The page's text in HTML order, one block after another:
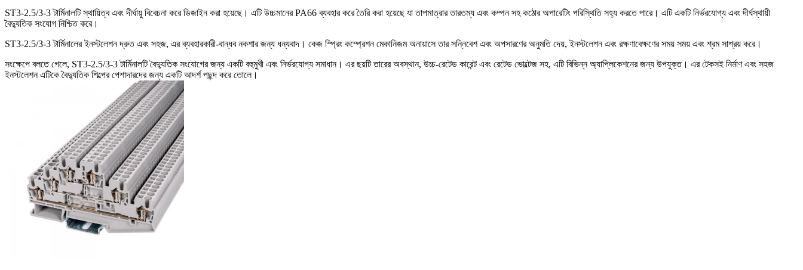
ST3-2.5/3-3 টার্মিনালটি স্থায়িত্ব এবং দীর্ঘায়ু বিবেচনা করে ডিজাইন করা হয়েছে। এটি উচ্চমানের PA66 ব্যবহার করে তৈরি করা হয়েছে যা তাপমাত্রার তারতম্য এবং কম্পন সহ কঠোর অপারেটিং পরিস্থিতি সহ্য করতে পারে। এটি একটি নির্ভরযোগ্য এবং দীর্ঘস্থায়ী
বৈদ্যুতিক সংযোগ নিশ্চিত করে।
ST3-2.5/3-3 টার্মিনালের ইনস্টলেশন দ্রুত এবং সহজ, এর ব্যবহারকারী-বান্ধব নকশার জন্য ধন্যবাদ। কেজ স্প্রিং কম্প্রেশন মেকানিজম অনায়াসে তার সন্নিবেশ এবং অপসারণের অনুমতি দেয়, ইনস্টলেশন এবং রক্ষণাবেক্ষণের সময় সময় এবং শ্রম সাশ্রয় করে।
সংক্ষেপে বলতে গেলে, ST3-2.5/3-3 টার্মিনালটি বৈদ্যুতিক সংযোগের জন্য একটি বহুমুখী এবং নির্ভরযোগ্য সমাধান। এর ছয়টি তারের অবস্থান, উচ্চ-রেটেড কারেন্ট এবং রেটেড ভোল্টেজ সহ, এটি বিভিন্ন অ্যাপ্লিকেশনের জন্য উপযুক্ত। এর টেকসই নির্মাণ এবং সহজ
ইনস্টলেশন এটিকে বৈদ্যুতিক শিল্পের পেশাদারদের জন্য একটি আদর্শ পছন্দ করে তোলে।